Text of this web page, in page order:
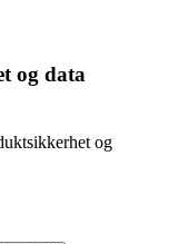
og data
og